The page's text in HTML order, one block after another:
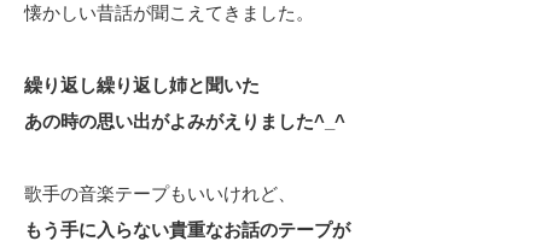
懐かしい昔話が聞こえてきました。
繰り返し繰り返し姉と聞いた
あの時の思い出がよみがえりました^_^
歌手の音楽テープもいいけれど、
もう手に入らない貴重なお話のテープが